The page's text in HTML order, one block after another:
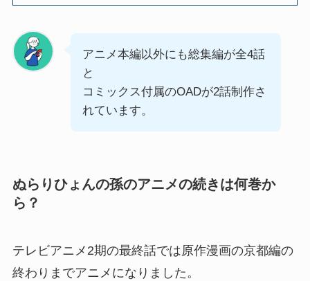
アニメ本編以外にも総集編が全4話
と
コミックス付属のOADが2話制作さ
れています。
ぬらりひょんの孫のアニメの続きは何巻か
ら？
テレビアニメ2期の最終話では原作漫画の京都編の
終わりまでアニメになりました。